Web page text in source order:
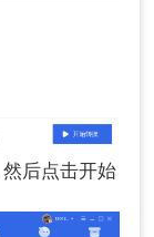
后点击开始